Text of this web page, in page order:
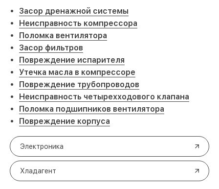
Засор дренажной системы
Неисправность компрессора
Поломка вентилятора
Засор фильтров
Повреждение испарителя
Утечка масла в компрессоре
Повреждение трубопроводов
Неисправность четырехходового клапана
Поломка подшипников вентилятора
Повреждение корпуса
Электроника
Хладагент